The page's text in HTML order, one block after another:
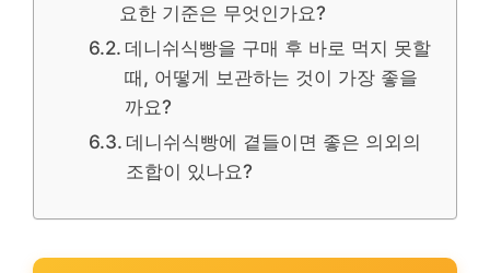
요한 기준은 무엇인가요?
데니쉬식빵을 구매 후 바로 먹지 못할
때, 어떻게 보관하는 것이 가장 좋을
까요?
데니쉬식빵에 곁들이면 좋은 의외의
조합이 있나요?